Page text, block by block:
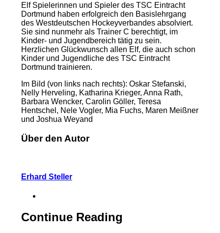
Elf Spielerinnen und Spieler des TSC Eintracht
Dortmund haben erfolgreich den Basislehrgang
des Westdeutschen Hockeyverbandes absolviert.
Sie sind nunmehr als Trainer C berechtigt, im
Kinder- und Jugendbereich tätig zu sein.
Herzlichen Glückwunsch allen Elf, die auch schon
Kinder und Jugendliche des TSC Eintracht
Dortmund trainieren.
Im Bild (von links nach rechts): Oskar Stefanski,
Nelly Herveling, Katharina Krieger, Anna Rath,
Barbara Wencker, Carolin Göller, Teresa
Hentschel, Nele Vogler, Mia Fuchs, Maren Meißner
und Joshua Weyand
Über den Autor
Erhard Steller
Continue Reading